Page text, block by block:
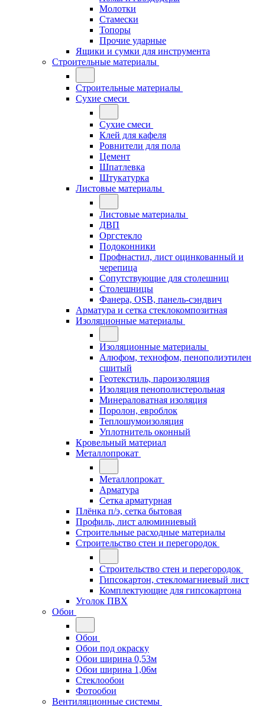
Молотки
Стамески
Топоры
Прочие ударные
Ящики и сумки для инструмента
Строительные материалы
Строительные материалы
Сухие смеси
Сухие смеси
Клей для кафеля
Ровнители для пола
Цемент
Шпатлевка
Штукатурка
Листовые материалы
Листовые материалы
ДВП
Оргстекло
Подоконники
Профнастил, лист оцинкованный и
черепица
Сопутствующие для столешниц
Столешницы
Фанера, OSB, панель-сэндвич
Арматура и сетка стеклокомпозитная
Изоляционные материалы
Изоляционные материалы
Алюфом, технофом, пенополиэтилен
сшитый
Геотекстиль, пароизоляция
Изоляция пенополистерольная
Минераловатная изоляция
Поролон, евроблок
Теплошумоизоляция
Уплотнитель оконный
Кровельный материал
Металлопрокат
Металлопрокат
Арматура
Сетка арматурная
Плёнка п/э, сетка бытовая
Профиль, лист алюминиевый
Строительные расходные материалы
Строительство стен и перегородок
Строительство стен и перегородок
Гипсокартон, стекломагниевый лист
Комплектующие для гипсокартона
Уголок ПВХ
Обои
Обои
Обои под окраску
Обои ширина 0,53м
Обои ширина 1,06м
Стеклообои
Фотообои
Вентиляционные системы